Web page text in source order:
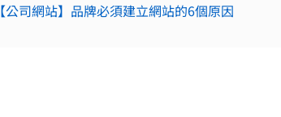
【公司網站】品牌必須建立網站的6個原因